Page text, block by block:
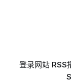
登录网站 RSS